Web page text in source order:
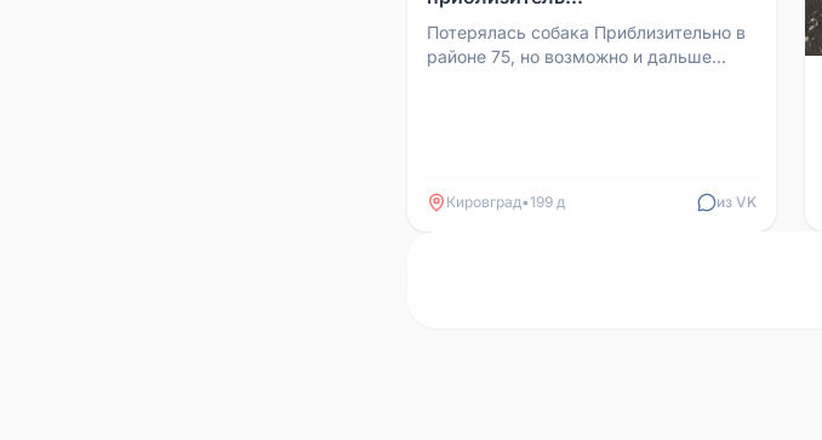
Потерялась собака Приблизительно в
районе 75, но возможно и дальше
Кировград•199 д из VK